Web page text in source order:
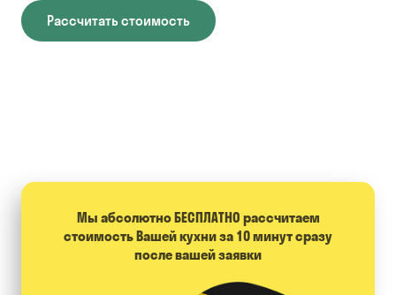
Рассчитать стоимость
Мы абсолютно БЕСПЛАТНО расcчитаем
стоимость Вашей кухни за 10 минут сразу
после вашей заявки